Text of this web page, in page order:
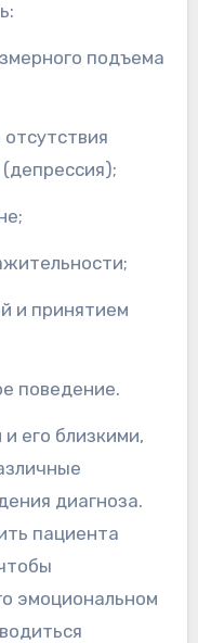
подъема
и принятием
поведение.
его близкими,
диагноза.
пациента
эмоциональном